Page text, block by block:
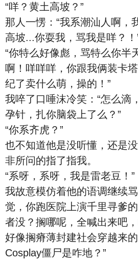
“咩？黄土高坡？”
那人一愣：“我系潮汕人啊，
高坡...你耍我，骂我是咩？！
“你特么好像彪，骂特么你半
啊！咩咩咩，你跟我俩装卡
纪了卖什么萌，操的！”
我啐了口唾沫冷笑：“怎么滴
孕针，扎你脑袋上了么？”
“你系齐虎？”
也不知道他是没听懂，还是
非所问的指了指我。
“系呀，系呀，我是雷老豆！”
我故意模仿着他的语调继续
觉，你跑医院上演千里寻爹
者没？搁哪呢，全喊出来吧
好像搁瘠薄封建社会穿越来
Cosplay僵尸是咋地？”